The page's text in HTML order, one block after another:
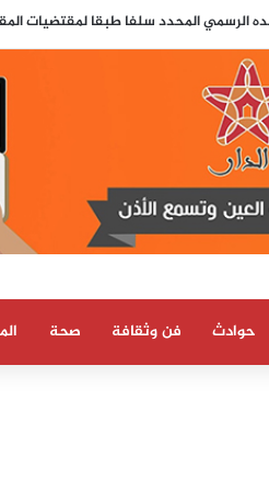
المحدد سلفا طبقا لمقتضیات المقرر
حوادث فن وثقافة صحة